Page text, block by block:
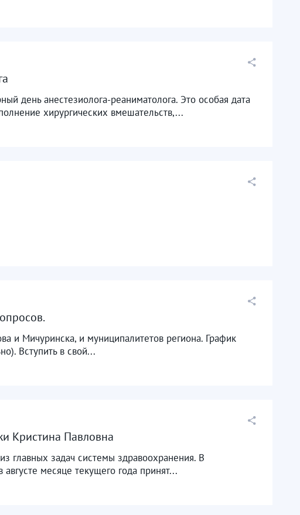
день анестезиолога-реаниматолога. Это особая дата
хирургических вмешательств,...
и Мичуринска, и муниципалитетов региона. График
Вступить в свой...
Кристина Павловна
главных задач системы здравоохранения. В
месяце текущего года принят...